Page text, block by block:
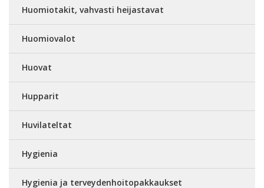
Huomiotakit, vahvasti heijastavat
Huomiovalot
Huovat
Hupparit
Huvilateltat
Hygienia
Hygienia ja terveydenhoitopakkaukset